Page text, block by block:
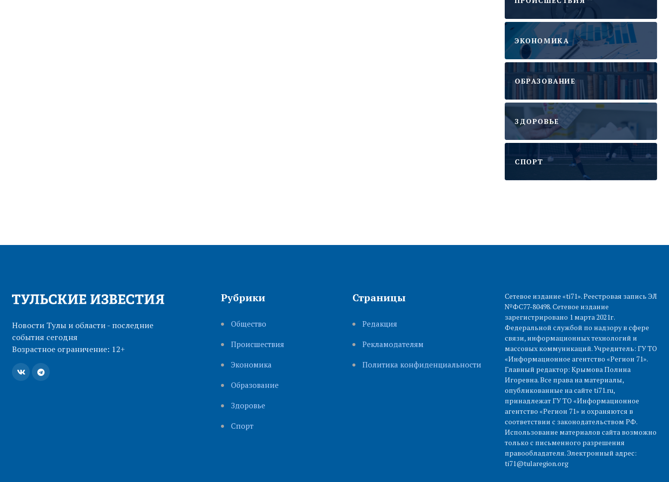
ЭКОНОМИКА
ОБРАЗОВАНИЕ
ЗДОРОВЬЕ
CПОРТ
Новости Тулы и области - последние
события сегодня
Возрастное ограничение: 12+
Рубрики
Общество
Происшествия
Экономика
Образование
Здоровье
Cпорт
Страницы
Редакция
Рекламодателям
Политика конфиденциальности
Сетевое издание «ti71». Реестровая запись ЭЛ
№ФС77-80498. Сетевое издание
зарегистрировано 1 марта 2021г.
Федеральной службой по надзору в сфере
связи, информационных технологий и
массовых коммуникаций. Учредитель: ГУ ТО
«Информационное агентство «Регион 71».
Главный редактор: Крымова Полина
Игоревна. Все права на материалы,
опубликованные на сайте ti71.ru,
принадлежат ГУ ТО «Информационное
агентство «Регион 71» и охраняются в
соответствии с законодательством РФ.
Использование материалов сайта возможно
только с письменного разрешения
правообладателя. Электронный адрес:
ti71@tularegion.org